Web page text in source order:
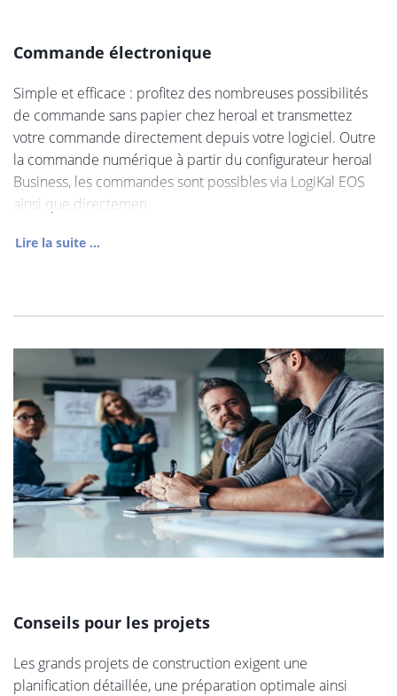
Commande électronique
Simple et efficace : profitez des nombreuses possibilités
de commande sans papier chez heroal et transmettez
votre commande directement depuis votre logiciel. Outre
la commande numérique à partir du configurateur heroal
Business, les commandes sont possibles via LogiKal EOS
ainsi que directemen
Lire la suite ...
Conseils pour les projets
Les grands projets de construction exigent une
planification détaillée, une préparation optimale ainsi